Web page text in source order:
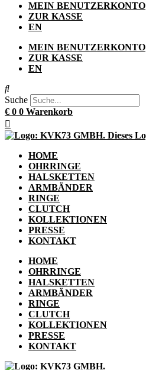
MEIN BENUTZERKONTO
ZUR KASSE
EN
MEIN BENUTZERKONTO
ZUR KASSE
EN
Suche
€ 0 0 Warenkorb
HOME
OHRRINGE
HALSKETTEN
ARMBÄNDER
RINGE
CLUTCH
KOLLEKTIONEN
PRESSE
KONTAKT
HOME
OHRRINGE
HALSKETTEN
ARMBÄNDER
RINGE
CLUTCH
KOLLEKTIONEN
PRESSE
KONTAKT